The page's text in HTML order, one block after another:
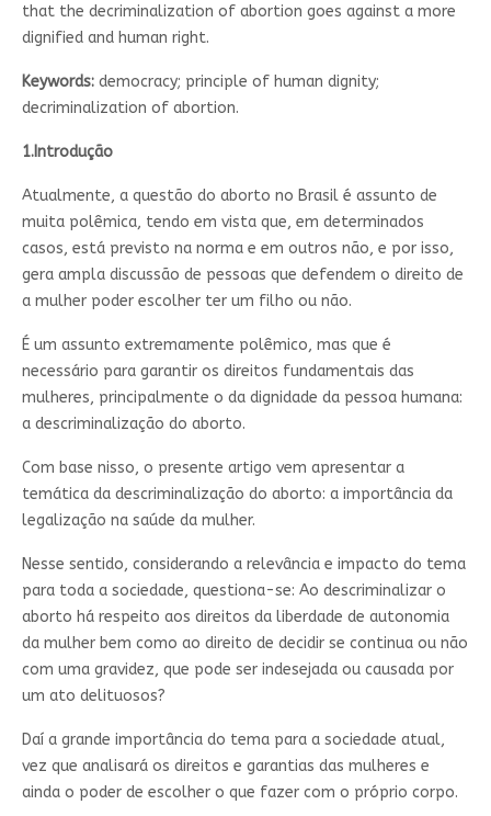
that the decriminalization of abortion goes against a more
dignified and human right.
Keywords:democracy; principle of human dignity;
decriminalization of abortion.
1.Introdução
Atualmente, a questão do aborto no Brasil é assunto de
muita polêmica, tendo em vista que, em determinados
casos, está previsto na norma e em outros não, e por isso,
gera ampla discussão de pessoas que defendem o direito de
a mulher poder escolher ter um filho ou não.
É um assunto extremamente polêmico, mas que é
necessário para garantir os direitos fundamentais das
mulheres, principalmente o da dignidade da pessoa humana:
a descriminalização do aborto.
Com base nisso, o presente artigo vem apresentar a
temática da descriminalização do aborto: a importância da
legalização na saúde da mulher.
Nesse sentido, considerando a relevância e impacto do tema
para toda a sociedade, questiona-se: Ao descriminalizar o
aborto há respeito aos direitos da liberdade de autonomia
da mulher bem como ao direito de decidir se continua ou não
com uma gravidez, que pode ser indesejada ou causada por
um ato delituosos?
Daí a grande importância do tema para a sociedade atual,
vez que analisará os direitos e garantias das mulheres e
ainda o poder de escolher o que fazer com o próprio corpo.